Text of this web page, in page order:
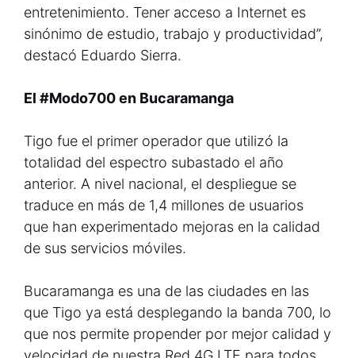
entretenimiento. Tener acceso a Internet es
sinónimo de estudio, trabajo y productividad”,
destacó Eduardo Sierra.
El #Modo700 en Bucaramanga
Tigo fue el primer operador que utilizó la
totalidad del espectro subastado el año
anterior. A nivel nacional, el despliegue se
traduce en más de 1,4 millones de usuarios
que han experimentado mejoras en la calidad
de sus servicios móviles.
Bucaramanga es una de las ciudades en las
que Tigo ya está desplegando la banda 700, lo
que nos permite propender por mejor calidad y